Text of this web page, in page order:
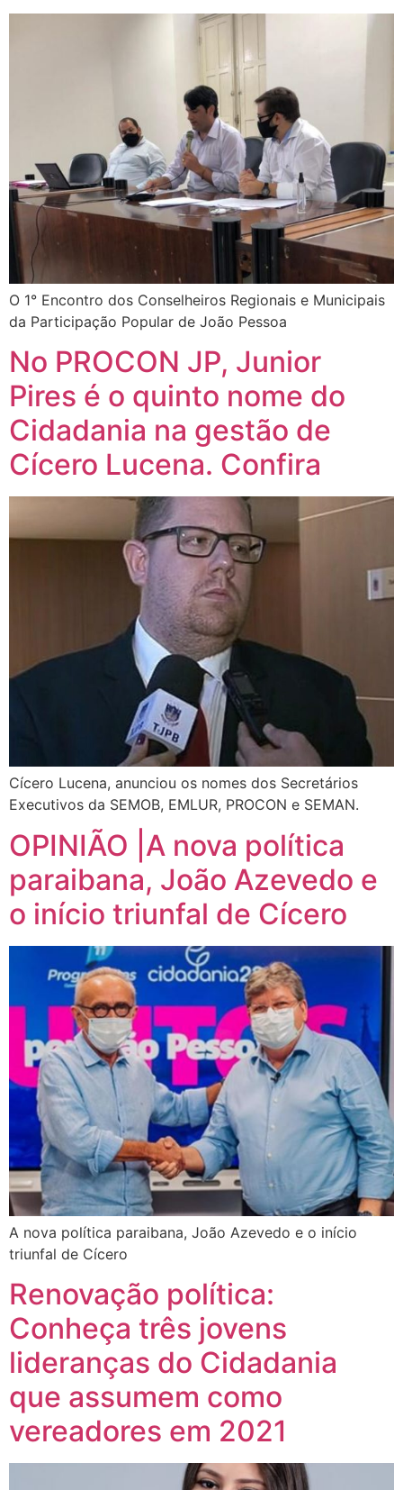
O 1° Encontro dos Conselheiros Regionais e Municipais
da Participação Popular de João Pessoa
No PROCON JP, Junior
Pires é o quinto nome do
Cidadania na gestão de
Cícero Lucena. Confira
Cícero Lucena, anunciou os nomes dos Secretários
Executivos da SEMOB, EMLUR, PROCON e SEMAN.
OPINIÃO |A nova política
paraibana, João Azevedo e
o início triunfal de Cícero
A nova política paraibana, João Azevedo e o início
triunfal de Cícero
Renovação política:
Conheça três jovens
lideranças do Cidadania
que assumem como
vereadores em 2021